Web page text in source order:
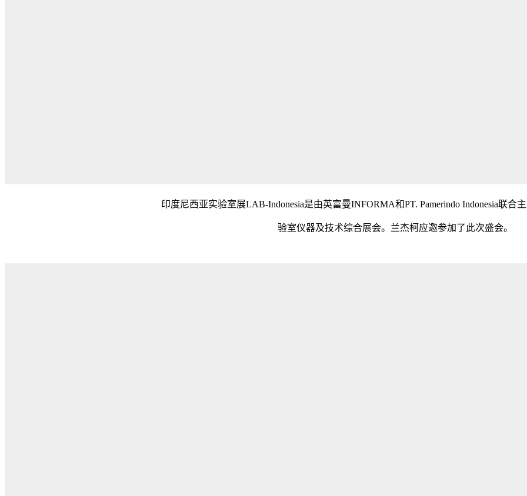
印度尼西亚实验室展LAB-Indonesia是由英富曼INFORMA和PT. Pamerindo Indonesia联合
验室仪器及技术综合展会。兰杰柯应邀参加了此次盛会。